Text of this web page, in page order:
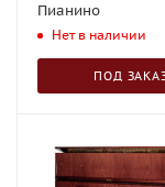
Пианино
Нет в наличии
ПОД